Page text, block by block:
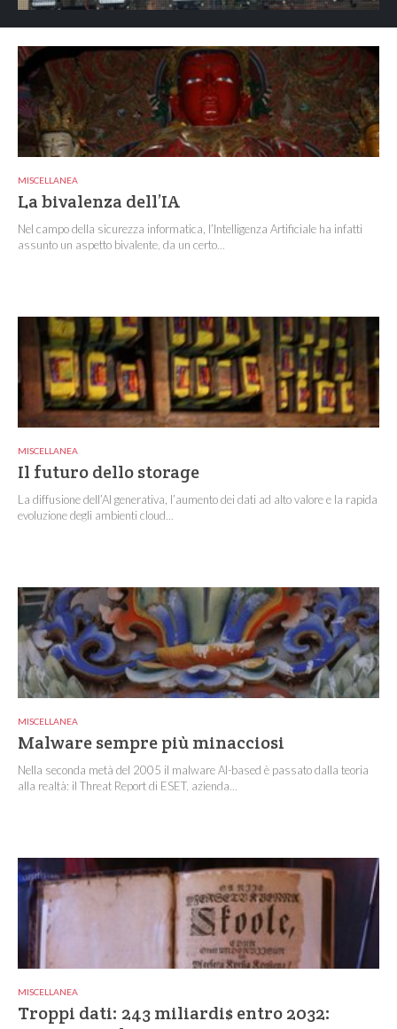
MISCELLANEA
La bivalenza dell’IA
Nel campo della sicurezza informatica, l’Intelligenza Artificiale ha infatti
assunto un aspetto bivalente, da un certo...
MISCELLANEA
Il futuro dello storage
La diffusione dell’AI generativa, l’aumento dei dati ad alto valore e la rapida
evoluzione degli ambienti cloud...
MISCELLANEA
Malware sempre più minacciosi
Nella seconda metà del 2005 il malware AI-based è passato dalla teoria
alla realtà: il Threat Report di ESET, azienda...
MISCELLANEA
Troppi dati: 243 miliardi$ entro 2032: